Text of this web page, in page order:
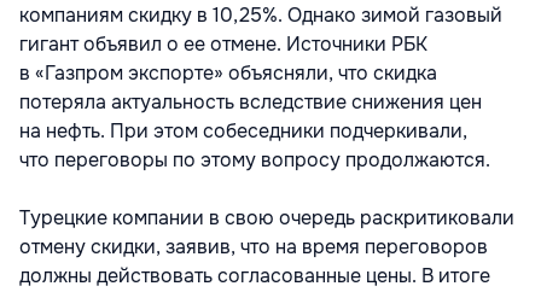
компаниям скидку в 10,25%. Однако зимой газовый
гигант объявил о ее отмене. Источники РБК
в «Газпром экспорте» объясняли, что скидка
потеряла актуальность вследствие снижения цен
на нефть. При этом собеседники подчеркивали,
что переговоры по этому вопросу продолжаются.
Турецкие компании в свою очередь раскритиковали
отмену скидки, заявив, что на время переговоров
должны действовать согласованные цены. В итоге